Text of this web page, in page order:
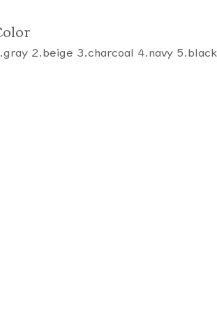
2.beige 3.charcoal 4.navy 5.black